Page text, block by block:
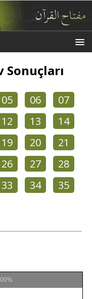
Sonuçları
05 06
07
12 13
14
19 20
21
26 27
28
33 34
35